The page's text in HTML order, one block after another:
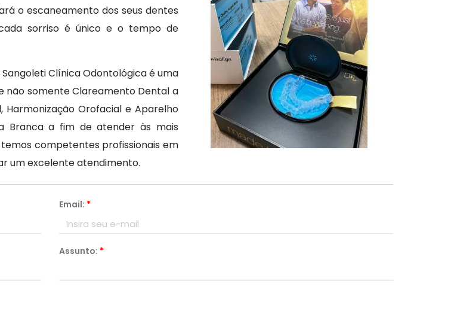
o escaneamento dos seus dentes
sorriso é único e o tempo de
Clínica Odontológica é uma
não somente Clareamento Dental a
Harmonização Orofacial e Aparelho
Branca a fim de atender às mais
competentes profissionais em
um excelente atendimento.
Email: *
Assunto: *